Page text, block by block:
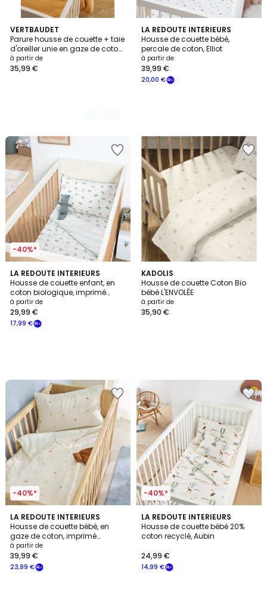
VERTBAUDET
Parure housse de couette + taie
d'oreiller unie en gaze de coton
Bio*
à partir de
35,99 €
3
Couleurs
LA REDOUTE INTERIEURS
Housse de couette bébé,
percale de coton, Elliot
à partir de
20,00 €
39,99 €
-40%*
LA REDOUTE INTERIEURS
Housse de couette enfant, en
coton biologique, imprimé
animaux, SAVANE
à partir de
17,99 €
29,99 €
KADOLIS
Housse de couette Coton Bio
bébé L'ENVOLÉE
à partir de
35,90 €
-40%*
LA REDOUTE INTERIEURS
Housse de couette bébé, en
gaze de coton, imprimé
planètes, DIEGO
à partir de
23,99 €
39,99 €
-40%*
LA REDOUTE INTERIEURS
Housse de couette bébé 20%
coton recyclé, Aubin
14,99 €
24,99 €
4,7
/ 5